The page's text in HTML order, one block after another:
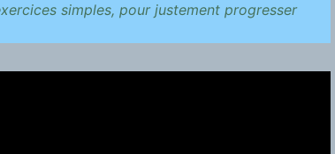
simples, pour justement progresser